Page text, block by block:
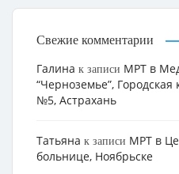
Свежие комментарии
Галина к записи МРТ в
“Черноземье”,
№5, Астрахань
Татьяна к записи МРТ в
больнице, Ноябрьске